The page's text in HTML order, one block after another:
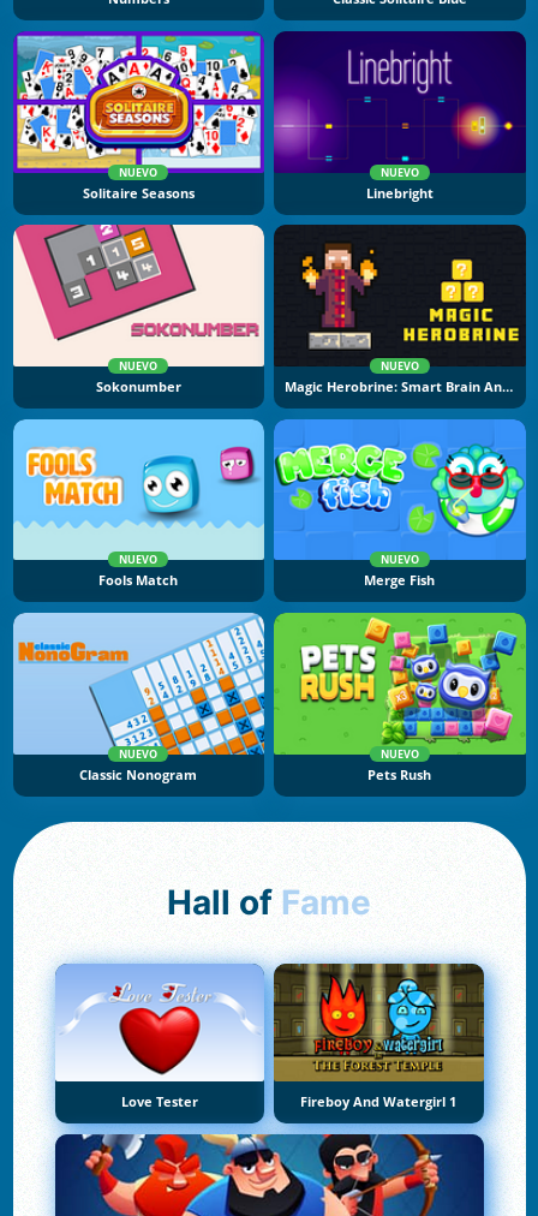
NUEVO
Solitaire Seasons
NUEVO
Linebright
NUEVO
Sokonumber
NUEVO
Magic Herobrine: Smart Brain And Puzzle Quest
NUEVO
Fools Match
NUEVO
Merge Fish
NUEVO
Classic Nonogram
NUEVO
Pets Rush
Hall of Fame
Love Tester Fireboy And Watergirl 1